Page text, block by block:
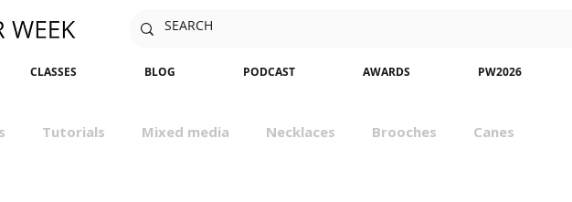
CLASSES BLOG PODCAST AWARDS PW2026
Tutorials Mixed media Necklaces Brooches Canes